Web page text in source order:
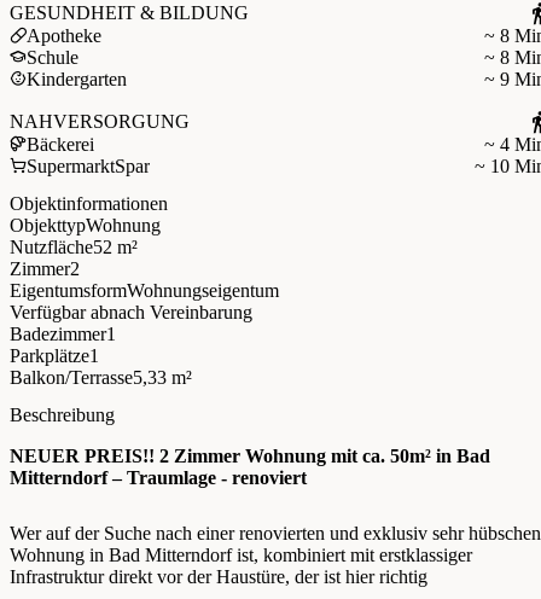
GESUNDHEIT & BILDUNG
Apotheke
~ 8
Schule
~ 8
Kindergarten
~ 9
NAHVERSORGUNG
Bäckerei
~ 4
SupermarktSpar
~ 10
Objektinformationen
ObjekttypWohnung
Nutzfläche52 m²
Zimmer2
EigentumsformWohnungseigentum
Verfügbar abnach Vereinbarung
Badezimmer1
Parkplätze1
Balkon/Terrasse5,33 m²
Beschreibung
NEUER PREIS!! 2 Zimmer Wohnung mit ca. 50m² in Bad
Mitterndorf – Traumlage - renoviert
Wer auf der Suche nach einer renovierten und exklusiv sehr hübschen
Wohnung in Bad Mitterndorf ist, kombiniert mit erstklassiger
Infrastruktur direkt vor der Haustüre, der ist hier richtig